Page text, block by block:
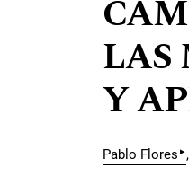
LAS
Y
Pablo Flores ▸